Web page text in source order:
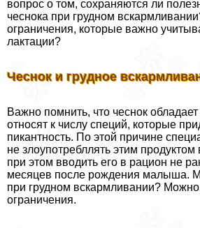
вопрос о том, сохраняются ли
чеснока при грудном
ограничения, которые важно
лактации?
Чеснок и грудное
Важно помнить, что чеснок
относят к числу специй, которые
пикантность. По этой причине
не злоупотрeбллять этим продуктом
при этом вводить его в рацион не
месяцев после рождения малыша.
при грудном вскармливании?
ограничения.